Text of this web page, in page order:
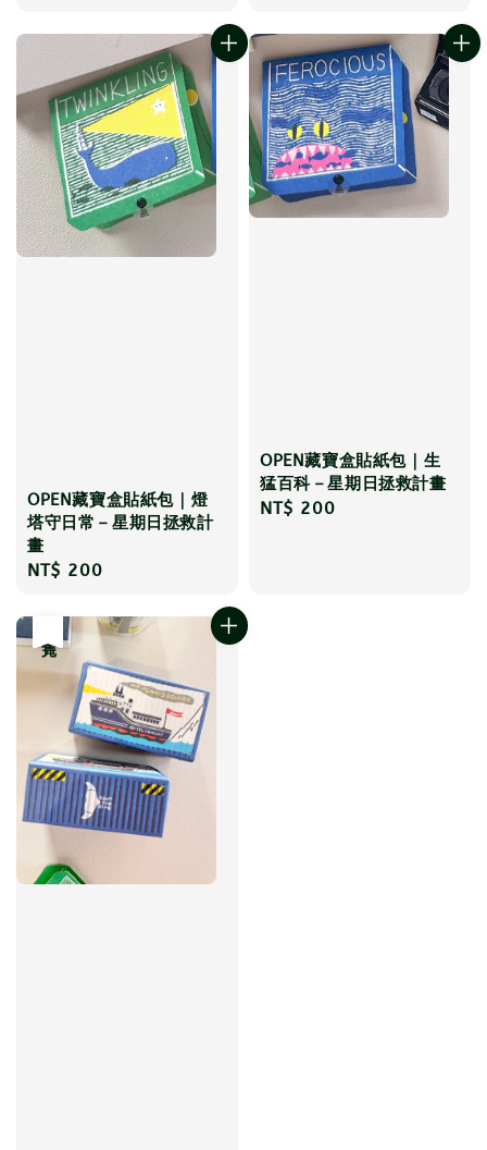
OPEN藏寶盒貼紙包｜燈
塔守日常－星期日拯救計
畫
Regular
NT$ 200
OPEN藏寶盒貼紙包｜生
猛百科－星期日拯救計畫
Regular
NT$ 200